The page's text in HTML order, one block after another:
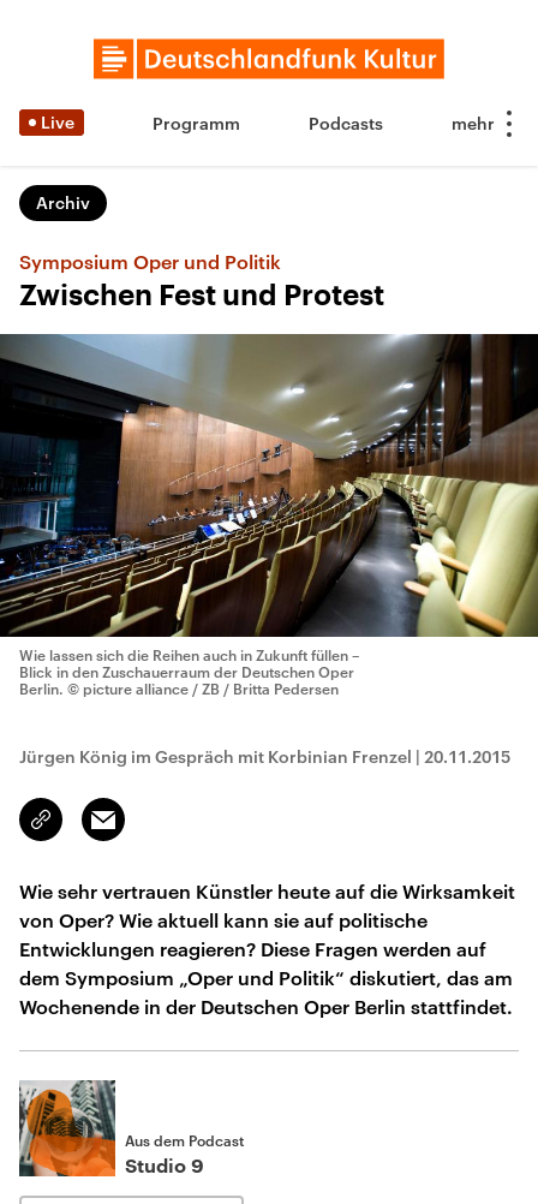
Live Programm Podcasts
Archiv
Symposium Oper und Politik
Zwischen Fest und Protest
Wie lassen sich die Reihen auch in Zukunft füllen –
Blick in den Zuschauerraum der Deutschen Oper
Berlin. © picture alliance / ZB / Britta Pedersen
Jürgen König im Gespräch mit Korbinian Frenzel | 20.11.2015
Link
kopieren/teilen
Email
Wie sehr vertrauen Künstler heute auf die Wirksamkeit
von Oper? Wie aktuell kann sie auf politische
Entwicklungen reagieren? Diese Fragen werden auf
dem Symposium „Oper und Politik“ diskutiert, das am
Wochenende in der Deutschen Oper Berlin stattfindet.
Aus dem Podcast
Studio 9